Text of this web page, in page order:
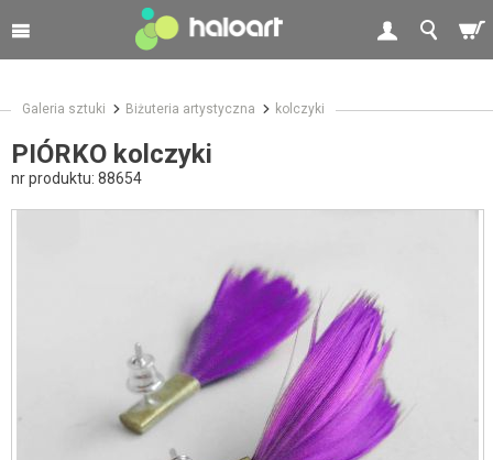
Galeria sztuki Biżuteria artystyczna kolczyki
PIÓRKO kolczyki
nr produktu: 88654